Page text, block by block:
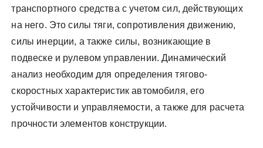
транспортного средства с учетом сил, действующих
на него. Это силы тяги, сопротивления движению,
силы инерции, а также силы, возникающие в
подвеске и рулевом управлении. Динамический
анализ необходим для определения тягово-
скоростных характеристик автомобиля, его
устойчивости и управляемости, а также для расчета
прочности элементов конструкции.